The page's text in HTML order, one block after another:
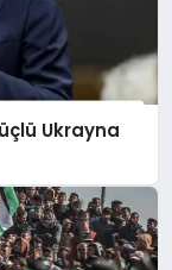
Ukrayna